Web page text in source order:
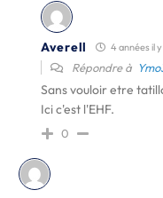
Averell 4 années il
Répondre à
Sans vouloir etre
Ici c'est l'EHF.
0